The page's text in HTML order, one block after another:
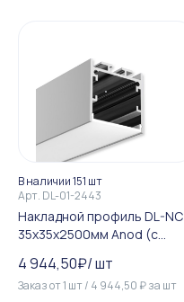
В наличии 151 шт
Арт. DL-01-2443
Накладной профиль DL-NC
35х35х2500мм Anod (с
4 944,50₽/шт
Заказ от1 шт/ 4 944,50 ₽за шт